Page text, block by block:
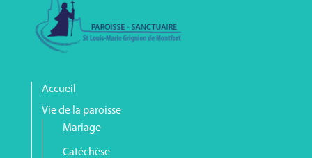
Accueil
Vie de la paroisse
Mariage
Catéchèse